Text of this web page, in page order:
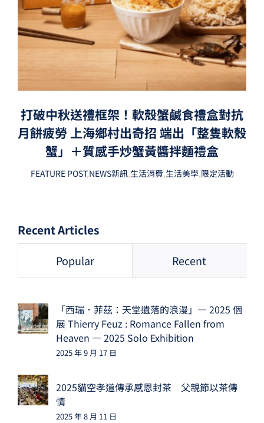
打破中秋送禮框架！軟殼蟹鹹食禮盒對抗
月餅疲勞 上海鄉村出奇招 端出「整隻軟殼
蟹」＋質感手炒蟹黃醬拌麵禮盒
FEATURE POST,NEWS新訊,生活消費,生活美學,限定活動
Recent Articles
Popular Recent
「西瑞．菲茲：天堂遺落的浪漫」— 2025 個
展 Thierry Feuz : Romance Fallen from
Heaven — 2025 Solo Exhibition
2025 年 9 月 17 日
2025貓空孝道傳承感恩封茶 父親節以茶傳
情
2025 年 8 月 11 日